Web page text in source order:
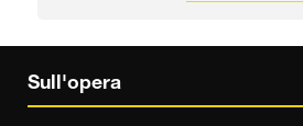
Sull'opera